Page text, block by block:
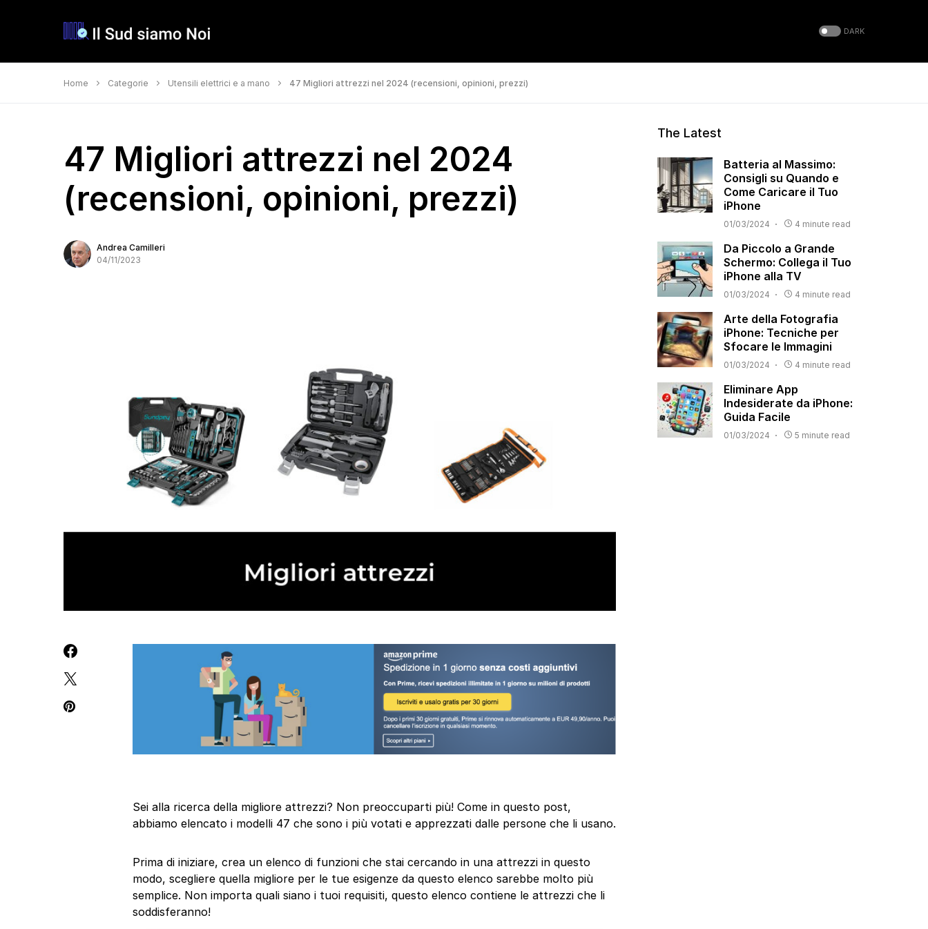
DARK
Home Categorie Utensili elettrici e a mano 47 Migliori attrezzi nel 2024 (recensioni, opinioni, prezzi)
47 Migliori attrezzi nel 2024
(recensioni, opinioni, prezzi)
Andrea Camilleri
04/11/2023
Sei alla ricerca della migliore attrezzi? Non preoccuparti più! Come in questo post,
abbiamo elencato i modelli 47 che sono i più votati e apprezzati dalle persone che li usano.
Prima di iniziare, crea un elenco di funzioni che stai cercando in una attrezzi in questo
modo, scegliere quella migliore per le tue esigenze da questo elenco sarebbe molto più
semplice. Non importa quali siano i tuoi requisiti, questo elenco contiene le attrezzi che li
soddisferanno!
The Latest
Batteria al Massimo:
Consigli su Quando e
Come Caricare il Tuo
iPhone
01/03/2024 4 minute read
Da Piccolo a Grande
Schermo: Collega il Tuo
iPhone alla TV
01/03/2024 4 minute read
Arte della Fotografia
iPhone: Tecniche per
Sfocare le Immagini
01/03/2024 4 minute read
Eliminare App
Indesiderate da iPhone:
Guida Facile
01/03/2024 5 minute read